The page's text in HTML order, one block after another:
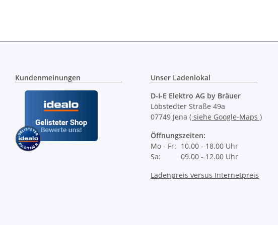
Kundenmeinungen
Unser Ladenlokal
D-I-E Elektro AG by Bräuer
Löbstedter Straße 49a
07749 Jena( siehe Google-Maps )
Öffnungszeiten:
Mo - Fr: 10.00 - 18.00 Uhr
Sa:
09.00 - 12.00 Uhr
Ladenpreis versus Internetpreis